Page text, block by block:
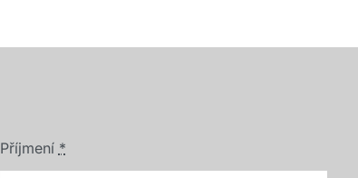
Příjmení *